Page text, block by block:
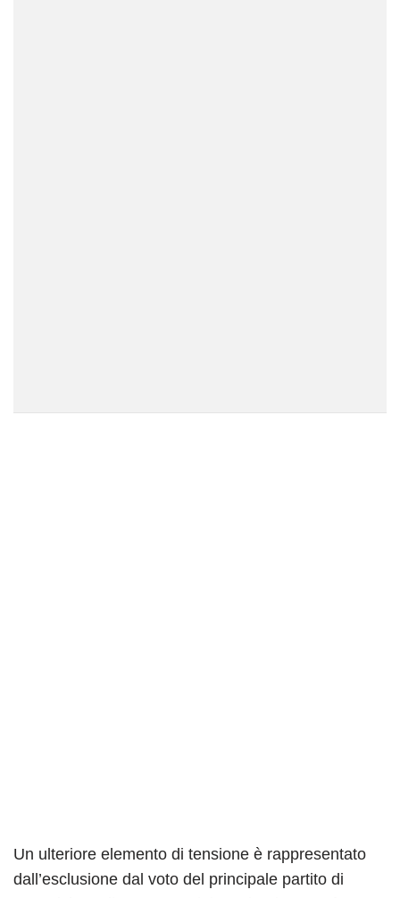
Un ulteriore elemento di tensione è rappresentato
dall’esclusione dal voto del principale partito di